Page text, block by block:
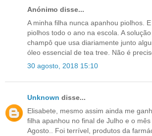
Anónimo disse...
A minha filha nunca apanhou piolhos.
piolhos todo o ano na escola. A
champô que usa diariamente junto
óleo essencial de tea tree. Não é
30 agosto, 2018 15:10
Unknown disse...
Elisabete, mesmo assim ainda me
filha apanhou no final de Julho e o
Agosto.. Foi terrível, produtos da